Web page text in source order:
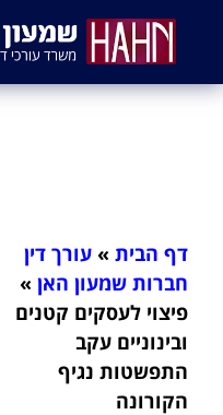
דף הבית »עורך דין
חברות שמעון האן »
פיצוי לעסקים קטנים
ובינוניים עקב
התפשטות נגיף
הקורונה